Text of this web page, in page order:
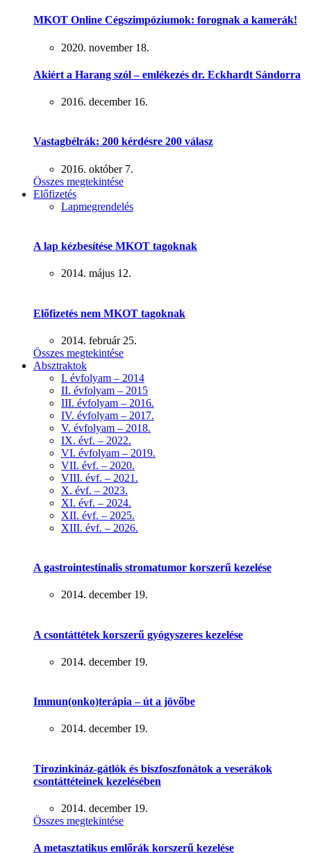
MKOT Online Cégszimpóziumok: forognak a kamerák!
2020. november 18.
Akiért a Harang szól – emlékezés dr. Eckhardt Sándorra
2016. december 16.
Vastagbélrák: 200 kérdésre 200 válasz
2016. október 7.
Összes megtekintése
Előfizetés
Lapmegrendelés
A lap kézbesítése MKOT tagoknak
2014. május 12.
Előfizetés nem MKOT tagoknak
2014. február 25.
Összes megtekintése
Absztraktok
I. évfolyam – 2014
II. évfolyam – 2015
III. évfolyam – 2016.
IV. évfolyam – 2017.
V. évfolyam – 2018.
IX. évf. – 2022.
VI. évfolyam – 2019.
VII. évf. – 2020.
VIII. évf. – 2021.
X. évf. – 2023.
XI. évf. – 2024.
XII. évf. – 2025.
XIII. évf. – 2026.
A gastrointestinalis stromatumor korszerű kezelése
2014. december 19.
A csontáttétek korszerű gyógyszeres kezelése
2014. december 19.
Immun(onko)terápia – út a jövőbe
2014. december 19.
Tirozinkináz-gátlók és biszfoszfonátok a veserákok
csontáttéteinek kezelésében
2014. december 19.
Összes megtekintése
A metasztatikus emlőrák korszerű kezelése